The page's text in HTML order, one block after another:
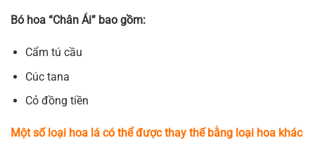
Bó hoa “Chân Ái” bao gồm:
Cẩm tú cầu
Cúc tana
Cỏ đồng tiền
Một số loại hoa lá có thể được thay thế bằng loại hoa khác